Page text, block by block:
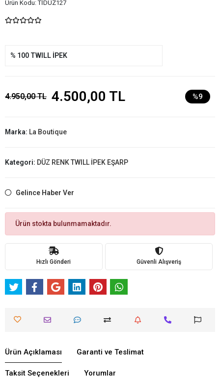
Ürün Kodu:TİDÜZ127
% 100 TWILL İPEK
4.950,00 TL 4.500,00 TL %9
Marka: La Boutique
Kategori: DÜZ RENK TWILL İPEK EŞARP
Gelince Haber Ver
Ürün stokta bulunmamaktadır.
Hızlı Gönderi Güvenli Alışveriş
Ürün Açıklaması Garanti ve Teslimat
Taksit Seçenekleri Yorumlar